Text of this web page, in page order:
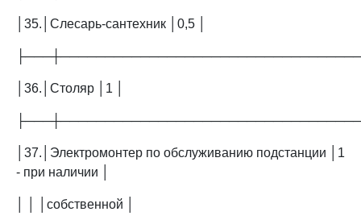
│35.│Слесарь-сантехник │0,5 │
│36.│Столяр │1 │
│37.│Электромонтер по обслуживанию подстанции │1
- при наличии │
│ │ │собственной │